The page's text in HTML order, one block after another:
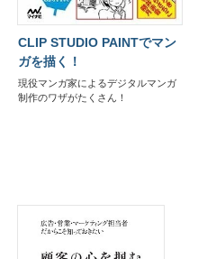
CLIP STUDIO PAINTでマン
ガを描く！
現役マンガ家によるデジタルマンガ
制作のワザがたくさん！